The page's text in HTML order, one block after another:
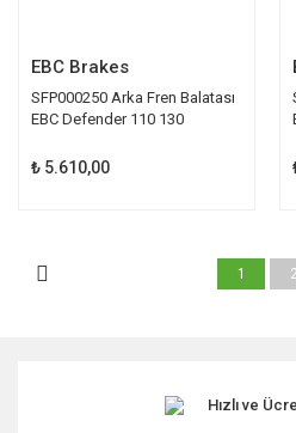
EBC Brakes
SFP000250 Arka Fren Balatası
EBC Defender 110 130
₺ 5.610,00
1 2
Hızlı ve